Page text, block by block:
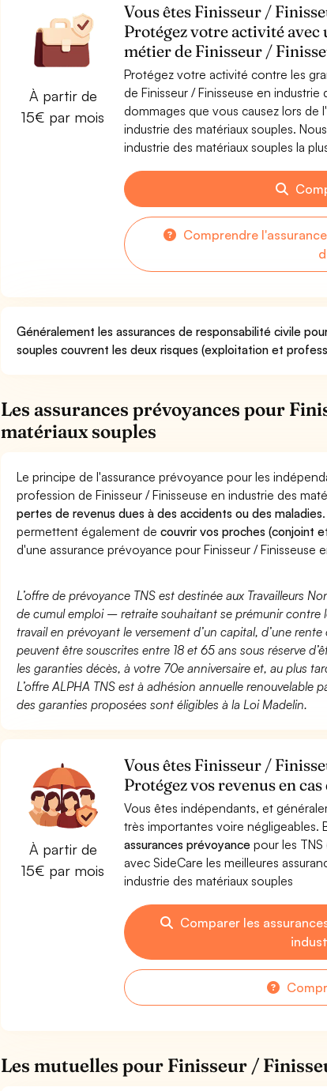
À partir de
15€ par mois
Vous êtes Finisseur /
Protégez votre activité avec
métier de Finisseur /
Protégez votre activité contre les
de Finisseur / Finisseuse en
dommages que vous causez lors de
industrie des matériaux souples.
industrie des matériaux souples la
Comprendre
Généralement les assurances de responsabilité civile
souples couvrent les deux risques (exploitation et
Les assurances prévoyances pour
matériaux souples
Le principe de l'assurance prévoyance pour les
profession de Finisseur / Finisseuse en industrie des
pertes de revenus dues à des accidents ou des maladies
permettent également decouvrir vos proches (conjoint
d'une assurance prévoyance pour Finisseur / Finisseuse
L’offre de prévoyance TNS est destinée aux Travailleurs
de cumul emploi – retraite souhaitant se prémunir contre
travail en prévoyant le versement d’un capital, d’une
peuvent être souscrites entre 18 et 65 ans sous réserve
les garanties décès, à votre 70e anniversaire et, au plus
L’offre ALPHA TNS est à adhésion annuelle
des garanties proposées sont éligibles à la Loi Madelin.
À partir de
15€ par mois
Vous êtes Finisseur /
Protégez vos revenus en
Vous êtes indépendants, et
très importantes voire négligeables.
assurances prévoyancepour les TNS
avec SideCare les meilleures
industrie des matériaux souples
Comparer les
Les mutuelles pour Finisseur /